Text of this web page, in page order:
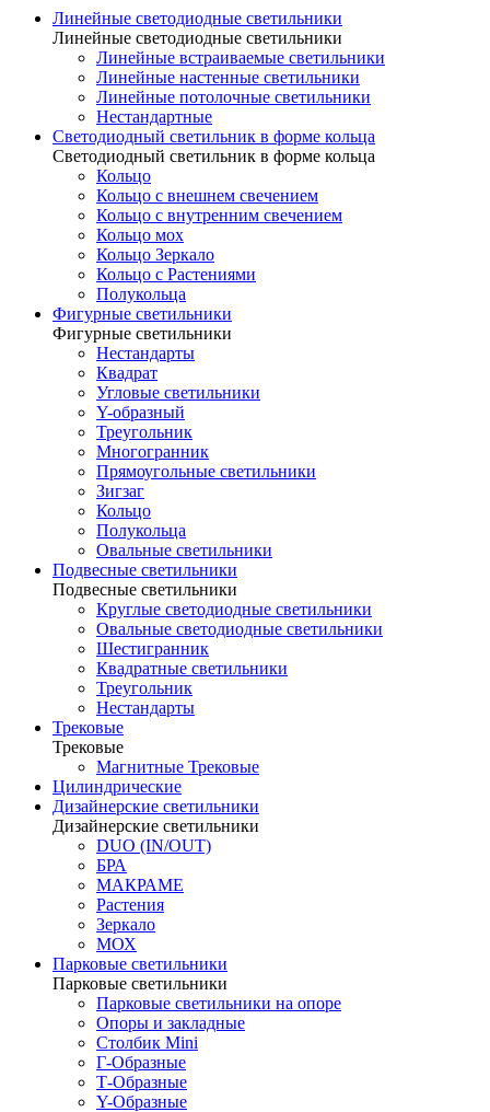
Линейные светодиодные светильники
Линейные светодиодные светильники
Линейные встраиваемые светильники
Линейные настенные светильники
Линейные потолочные светильники
Нестандартные
Светодиодный светильник в форме кольца
Светодиодный светильник в форме кольца
Кольцо
Кольцо с внешнем свечением
Кольцо с внутренним свечением
Кольцо мох
Кольцо Зеркало
Кольцо с Растениями
Полукольца
Фигурные светильники
Фигурные светильники
Нестандарты
Квадрат
Угловые светильники
Y-образный
Треугольник
Многогранник
Прямоугольные светильники
Зигзаг
Кольцо
Полукольца
Овальные светильники
Подвесные светильники
Подвесные светильники
Круглые светодиодные светильники
Овальные светодиодные светильники
Шестигранник
Квадратные светильники
Треугольник
Нестандарты
Трековые
Трековые
Магнитные Трековые
Цилиндрические
Дизайнерские светильники
Дизайнерские светильники
DUO (IN/OUT)
БРА
МАКРАМЕ
Растения
Зеркало
МОХ
Парковые светильники
Парковые светильники
Парковые светильники на опоре
Опоры и закладные
Столбик Mini
Г-Образные
Т-Образные
Y-Образные